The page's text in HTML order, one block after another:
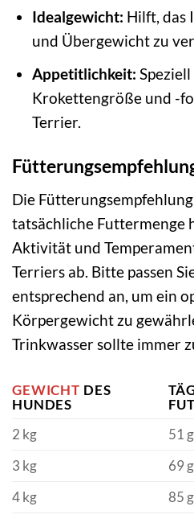
Idealgewicht: Hilft, das
und Übergewicht zu
Appetitlichkeit:
Krokettengröße und -
Terrier.
Die
tatsächliche Futtermenge
Aktivität und
Terriers ab. Bitte passen
entsprechend an, um ein
Körpergewicht zu
Trinkwasser sollte immer
GEWICHT DES
HUNDES
2 kg
51 g
3 kg
69 g
4 kg
85 g